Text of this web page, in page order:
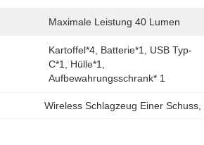
Maximale Leistung 40 Lumen
Kartoffel*4, Batterie*1, USB Typ-
C*1, Hülle*1,
Aufbewahrungsschrank* 1
Wireless Schlagzeug Einer Schuss